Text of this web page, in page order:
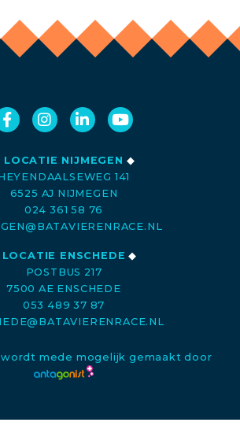
LOCATIE NIJMEGEN ◆
141
6525 AJ NIJMEGEN
024 361 58 76
LOCATIE ENSCHEDE ◆
POSTBUS 217
7500 AE ENSCHEDE
053 489 37 87
mede mogelijk gemaakt door